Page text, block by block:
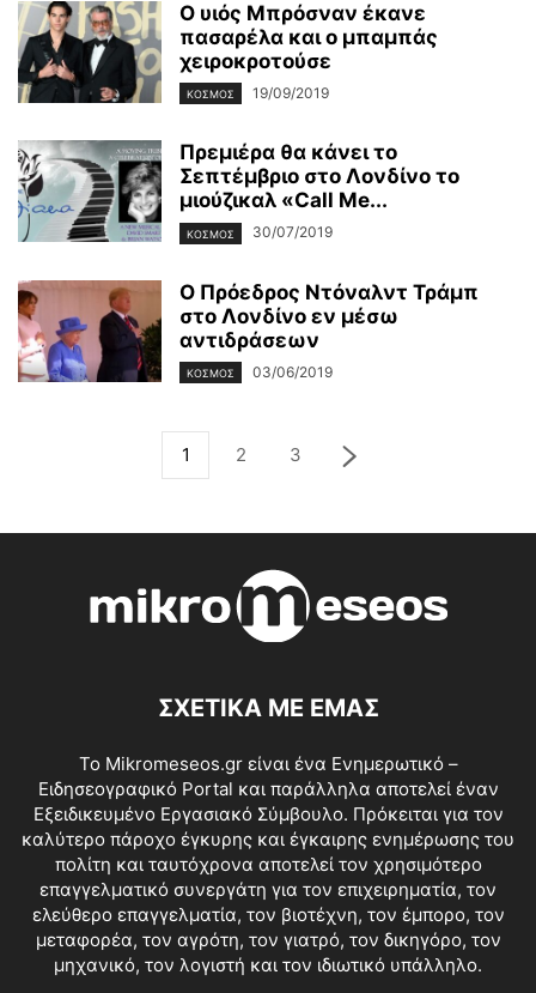
Ο υιός Μπρόσναν έκανε
πασαρέλα και ο μπαμπάς
χειροκροτούσε
ΚΌΣΜΟΣ 19/09/2019
Πρεμιέρα θα κάνει το
Σεπτέμβριο στο Λονδίνο το
μιούζικαλ «Call Me...
ΚΌΣΜΟΣ 30/07/2019
Ο Πρόεδρος Ντόναλντ Τράμπ
στο Λονδίνο εν μέσω
αντιδράσεων
ΚΌΣΜΟΣ 03/06/2019
1 2 3
ΣΧΕΤΙΚΑ ΜΕ ΕΜΑΣ
Το Mikromeseos.gr είναι ένα Ενημερωτικό –
Ειδησεογραφικό Portal και παράλληλα αποτελεί έναν
Εξειδικευμένο Εργασιακό Σύμβουλο. Πρόκειται για τον
καλύτερο πάροχο έγκυρης και έγκαιρης ενημέρωσης του
πολίτη και ταυτόχρονα αποτελεί τον χρησιμότερο
επαγγελματικό συνεργάτη για τον επιχειρηματία, τον
ελεύθερο επαγγελματία, τον βιοτέχνη, τον έμπορο, τον
μεταφορέα, τον αγρότη, τον γιατρό, τον δικηγόρο, τον
μηχανικό, τον λογιστή και τον ιδιωτικό υπάλληλο.